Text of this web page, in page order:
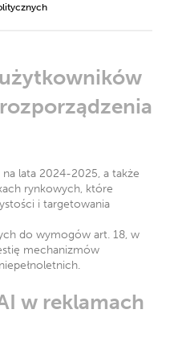
lata 2024-2025, a także
rynkowych, które
i targetowania
do wymogów art. 18, w
mechanizmów
w reklamach